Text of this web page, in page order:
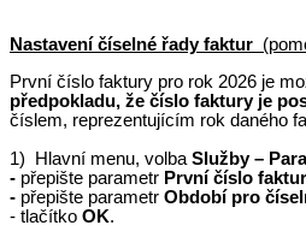
Nastavení číselné řady faktur
První číslo faktury pro rok 2026 je
předpokladu, že číslo faktury je
číslem, reprezentujícím rok daného
1)
Hlavní menu, volba Služby –
- přepište parametr První číslo
- přepište parametr Období pro
- tlačítko OK.